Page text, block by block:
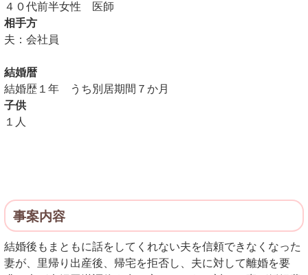
４０代前半女性
医師
相手方
夫：会社員
結婚暦
結婚歴１年
うち別居期間７か月
子供
１人
事案内容
結婚後もまともに話をしてくれない夫を信頼できなくなった
妻が、里帰り出産後、帰宅を拒否し、夫に対して離婚を要